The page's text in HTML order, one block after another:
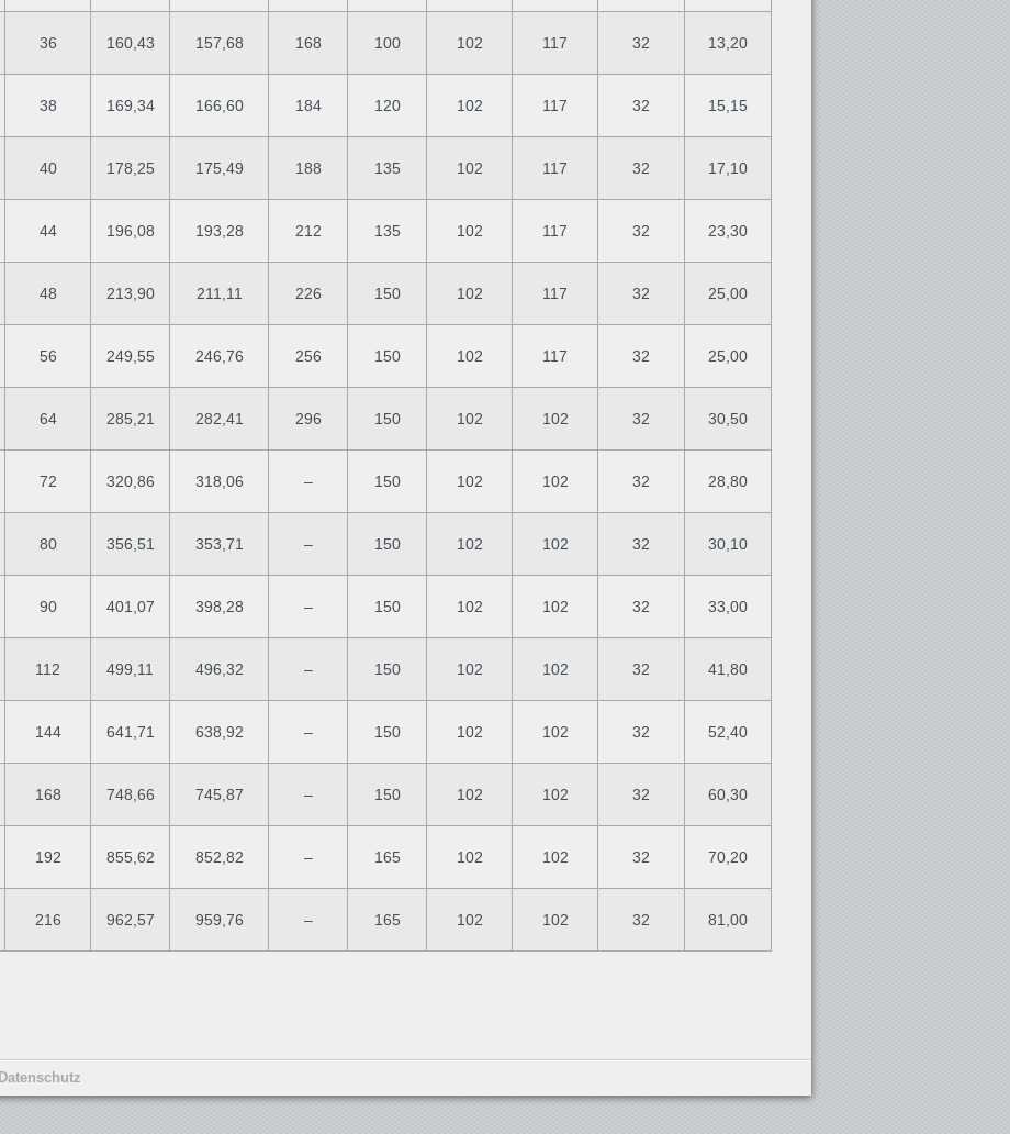
36 160,43 157,68 168 100 102 117 32 13,20
38 169,34 166,60 184 120 102 117 32 15,15
40 178,25 175,49 188 135 102 117 32 17,10
44 196,08 193,28 212 135 102 117 32 23,30
48 213,90 211,11 226 150 102 117 32 25,00
56 249,55 246,76 256 150 102 117 32 25,00
64 285,21 282,41 296 150 102 102 32 30,50
72 320,86 318,06 – 150 102 102 32 28,80
80 356,51 353,71 – 150 102 102 32 30,10
90 401,07 398,28 – 150 102 102 32 33,00
112 499,11 496,32 – 150 102 102 32 41,80
144 641,71 638,92 – 150 102 102 32 52,40
168 748,66 745,87 – 150 102 102 32 60,30
192 855,62 852,82 – 165 102 102 32 70,20
216 962,57 959,76 – 165 102 102 32 81,00
Datenschutz